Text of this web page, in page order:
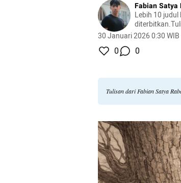
Fabian Satya
Lebih 10
Kompas
rabani
30 Januari 2026 0:30 WIB
0 0
Tulisan dari Fabian Satya